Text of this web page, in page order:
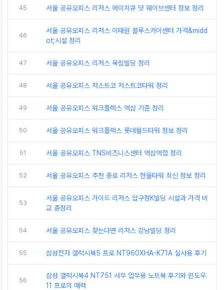
45 서울 공유오피스 리저스 에이치큐 닷 웨이브센터 정보 정리
46
서울 공유오피스 리저스 이태원 블루스카이센터 가격&midd
ot;시설 정리
47 서울 공유오피스 리저스 옥림빌딩 정리
48 서울 공유오피스 저스트코 저스트코타워 정리
49 서울 공유오피스 워크플렉스 역삼 기준 정리
50 서울 공유오피스 워크플렉스 롯데월드타워 정보 정리
51 서울 공유오피스 TNS비즈니스센터 역삼역점 정리
52 서울 공유오피스 추천 종로 리저스 한올타워 최신 정보 정리
53
서울 공유오피스 가이드 리저스 압구정K빌딩 시설과 가격 비
교 총정리
54 서울 공유오피스 찾는다면 리저스 강남빌딩 정리
55 삼성전자 갤럭시북5 프로 NT960XHA-K71A 실사용 후기
56
삼성 갤럭시북4 NT751 사무 업무용 노트북 후기와 윈도우
11 프로의 매력